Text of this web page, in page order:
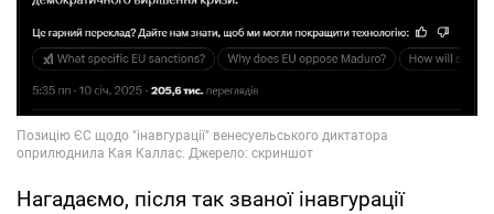
Нагадаємо, після так званої інавгурації